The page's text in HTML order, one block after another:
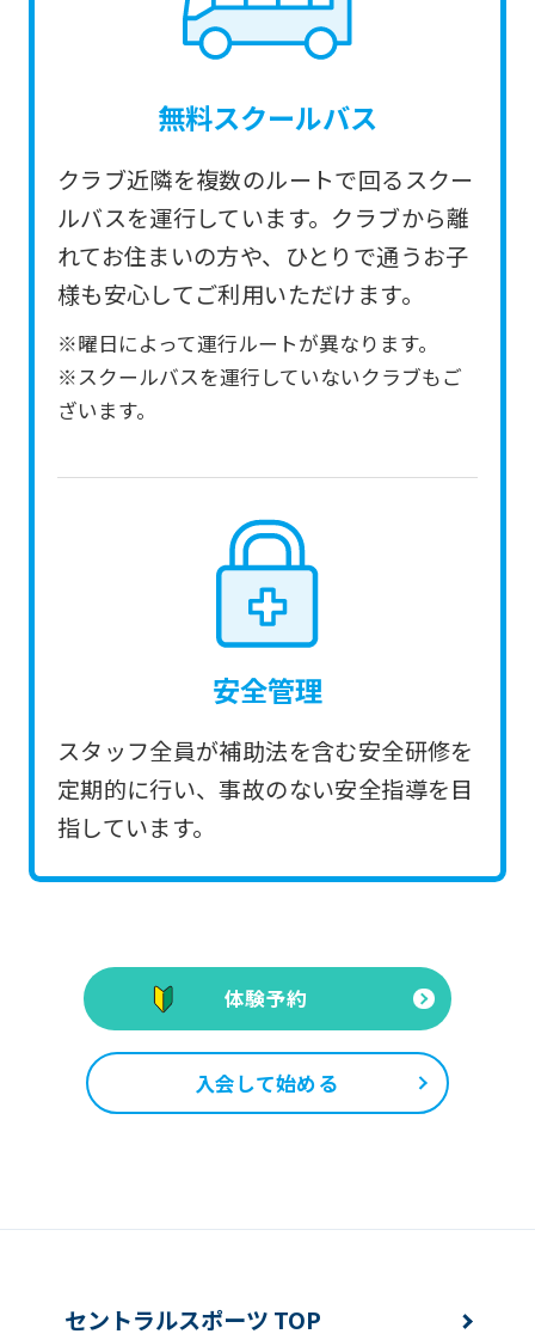
無料スクールバス
クラブ近隣を複数のルートで回るスクー
ルバスを運行しています。クラブから離
れてお住まいの方や、ひとりで通うお子
様も安心してご利用いただけます。
※曜日によって運行ルートが異なります。
※スクールバスを運行していないクラブもご
ざいます。
安全管理
スタッフ全員が補助法を含む安全研修を
定期的に行い、事故のない安全指導を目
指しています。
体験予約
入会して始める
before
using
service.
Automatic
セントラルスポーツ TOP